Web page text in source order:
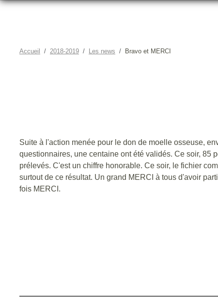
Accueil 2018-2019 Les news Bravo et MERCI
Suite à l'action menée pour le don de moelle osseuse,
questionnaires, une centaine ont été validés. Ce soir, 85
prélevés. C'est un chiffre honorable. Ce soir, le fichier
surtout de ce résultat. Un grand MERCI à tous d'avoir
fois MERCI.